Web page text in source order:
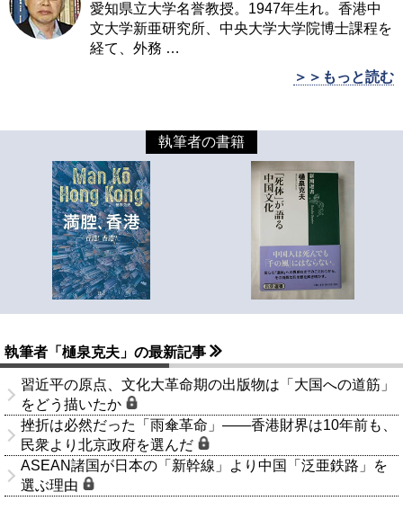
愛知県立大学名誉教授。1947年生れ。香港中
文大学新亜研究所、中央大学大学院博士課程を
経て、外務 …
＞＞もっと読む
執筆者の書籍
執筆者「樋泉克夫」の最新記事
習近平の原点、文化大革命期の出版物は「大国への道筋」
をどう描いたか
挫折は必然だった「雨傘革命」――香港財界は10年前も、
民衆より北京政府を選んだ
ASEAN諸国が日本の「新幹線」より中国「泛亜鉄路」を
選ぶ理由